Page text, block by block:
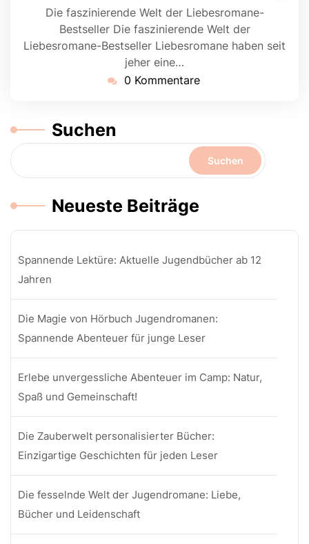
Die faszinierende Welt der Liebesromane-
Bestseller Die faszinierende Welt der
Liebesromane-Bestseller Liebesromane haben seit
jeher eine…
0 Kommentare
Suchen
Suchen
Neueste Beiträge
Spannende Lektüre: Aktuelle Jugendbücher ab 12
Jahren
Die Magie von Hörbuch Jugendromanen:
Spannende Abenteuer für junge Leser
Erlebe unvergessliche Abenteuer im Camp: Natur,
Spaß und Gemeinschaft!
Die Zauberwelt personalisierter Bücher:
Einzigartige Geschichten für jeden Leser
Die fesselnde Welt der Jugendromane: Liebe,
Bücher und Leidenschaft